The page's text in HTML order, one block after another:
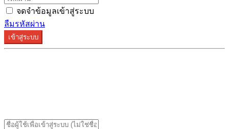
จดจำข้อมูลเข้าสู่ระบบ
ลืมรหัสผ่าน
เข้าสู่ระบบ